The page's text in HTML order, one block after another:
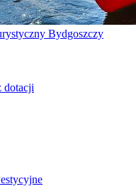
Bydgoszczy
dotacji